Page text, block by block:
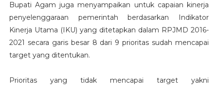
Bupati Agam juga menyampaikan untuk capaian kinerja
penyelenggaraan pemerintah berdasarkan Indikator
Kinerja Utama (IKU) yang ditetapkan dalam RPJMD 2016-
2021 secara garis besar 8 dari 9 prioritas sudah mencapai
target yang ditentukan.
Prioritas yang tidak mencapai target yakni